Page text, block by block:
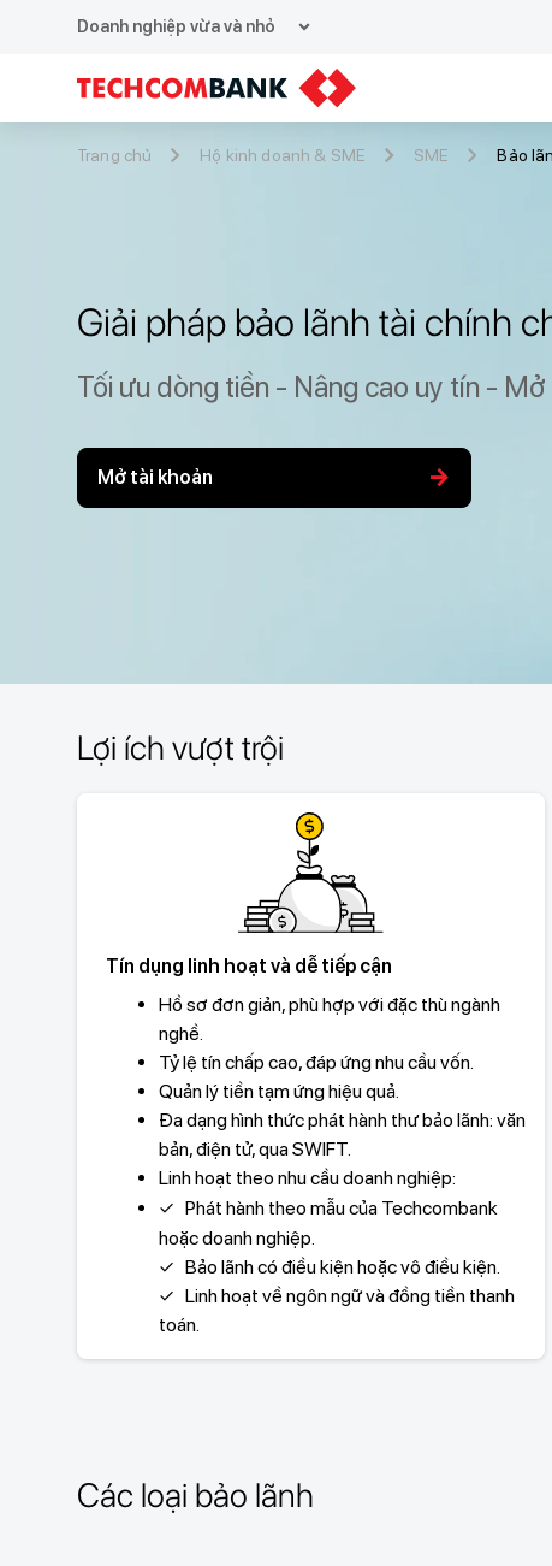
Doanh nghiệp vừa và nhỏ expand_more
Trang chủ Hộ kinh doanh & SME SME Bảo
Giải pháp bảo lãnh tài chính
Tối ưu dòng tiền - Nâng cao uy tín -
Mở tài khoản arrow_forward
Lợi ích vượt trội
Tín dụng linh hoạt và dễ tiếp cận
Hồ sơ đơn giản, phù hợp với đặc thù ngành
nghề.
Tỷ lệ tín chấp cao, đáp ứng nhu cầu vốn.
Quản lý tiền tạm ứng hiệu quả.
Đa dạng hình thức phát hành thư bảo lãnh: văn
bản, điện tử, qua SWIFT.
Linh hoạt theo nhu cầu doanh nghiệp:
✓ Phát hành theo mẫu của Techcombank
hoặc doanh nghiệp.
✓ Bảo lãnh có điều kiện hoặc vô điều kiện.
✓ Linh hoạt về ngôn ngữ và đồng tiền thanh
toán.
Các loại bảo lãnh